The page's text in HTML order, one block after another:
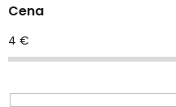
r
o
d
u
Cena
4 €